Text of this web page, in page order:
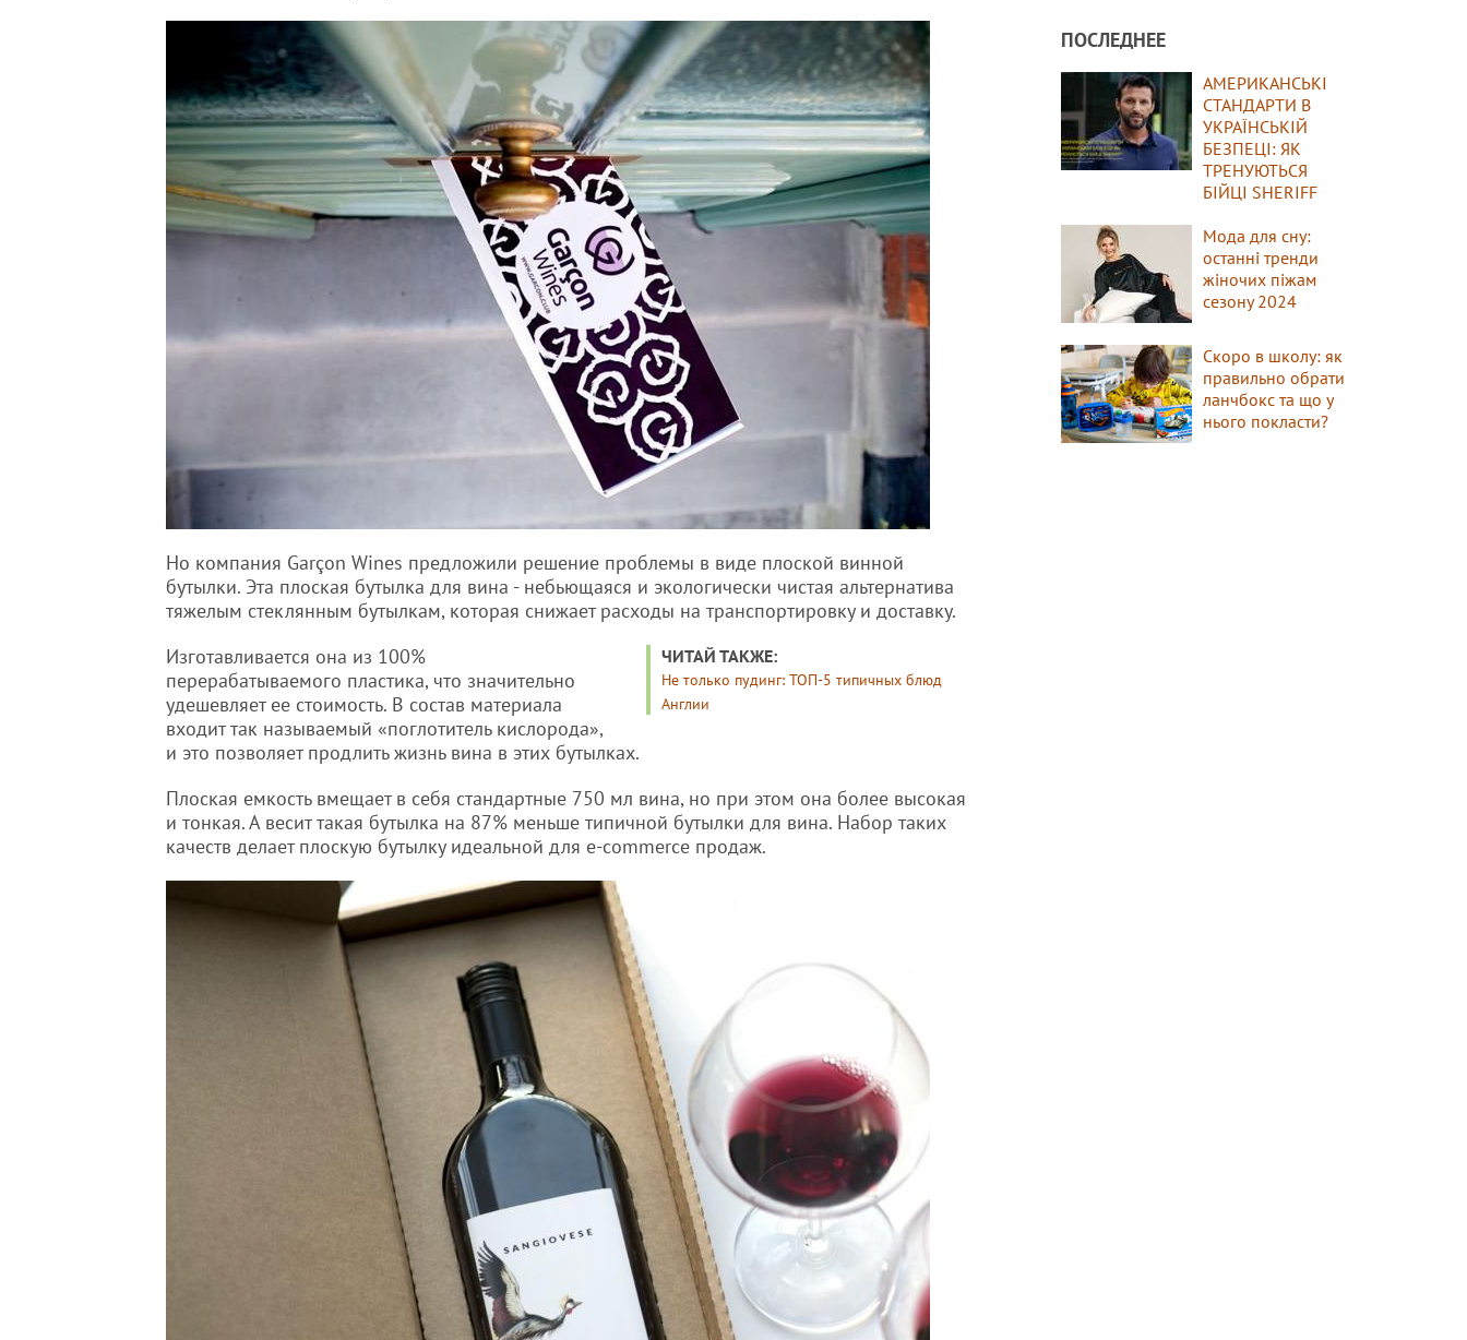
Но компания Garçon Wines предложили решение проблемы в виде плоской винной
бутылки. Эта плоская бутылка для вина - небьющаяся и экологически чистая альтернатива
тяжелым стеклянным бутылкам, которая снижает расходы на транспортировку и доставку.
ЧИТАЙ ТАКЖЕ:
Не только пудинг: ТОП-5 типичных блюд
Англии
Изготавливается она из 100%
перерабатываемого пластика, что значительно
удешевляет ее стоимость. В состав материала
входит так называемый «поглотитель кислорода»,
и это позволяет продлить жизнь вина в этих бутылках.
Плоская емкость вмещает в себя стандартные 750 мл вина, но при этом она более высокая
и тонкая. А весит такая бутылка на 87% меньше типичной бутылки для вина. Набор таких
качеств делает плоскую бутылку идеальной для е-commerce продаж.
ПОСЛЕДНЕЕ
АМЕРИКАНСЬКІ
СТАНДАРТИ В
УКРАЇНСЬКІЙ
БЕЗПЕЦІ: ЯК
ТРЕНУЮТЬСЯ
БІЙЦІ SHERIFF
Мода для сну:
останні тренди
жіночих піжам
сезону 2024
Скоро в школу: як
правильно обрати
ланчбокс та що у
нього покласти?